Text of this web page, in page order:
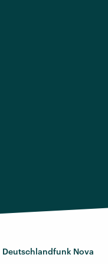
Deutschlandfunk Nova